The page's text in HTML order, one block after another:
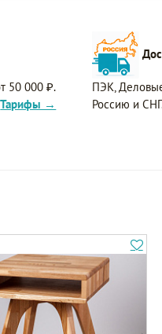
50 000 ₽.
Тарифы →
ПЭК,
Россию и